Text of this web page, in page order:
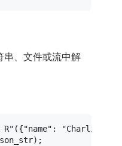
串、文件或流中解
R"({"name": "Charlie",